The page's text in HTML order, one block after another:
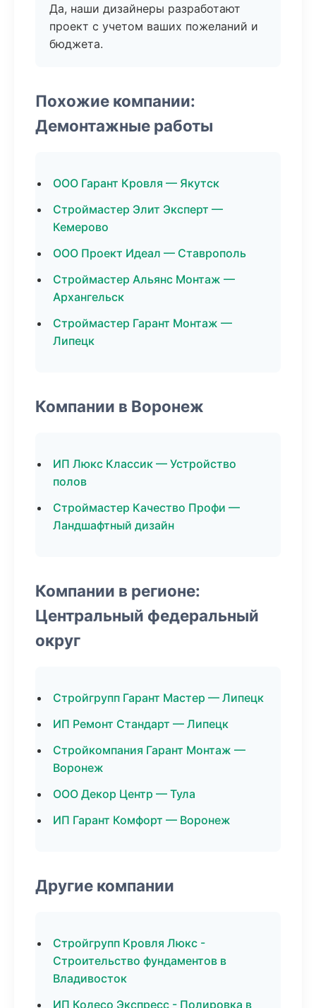
Да, наши дизайнеры разработают
проект с учетом ваших пожеланий и
бюджета.
Похожие компании:
Демонтажные работы
ООО Гарант Кровля — Якутск
Строймастер Элит Эксперт —
Кемерово
ООО Проект Идеал — Ставрополь
Строймастер Альянс Монтаж —
Архангельск
Строймастер Гарант Монтаж —
Липецк
Компании в Воронеж
ИП Люкс Классик — Устройство
полов
Строймастер Качество Профи —
Ландшафтный дизайн
Компании в регионе:
Центральный федеральный
округ
Стройгрупп Гарант Мастер — Липецк
ИП Ремонт Стандарт — Липецк
Стройкомпания Гарант Монтаж —
Воронеж
ООО Декор Центр — Тула
ИП Гарант Комфорт — Воронеж
Другие компании
Стройгрупп Кровля Люкс -
Строительство фундаментов в
Владивосток
ИП Колесо Экспресс - Полировка в